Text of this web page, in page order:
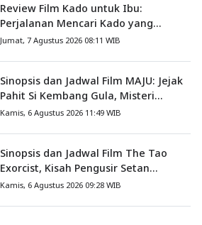
Review Film Kado untuk Ibu:
Perjalanan Mencari Kado yang
Mengajarkan Arti Keluarga
Jumat, 7 Agustus 2026 08:11 WIB
Sinopsis dan Jadwal Film MAJU: Jejak
Pahit Si Kembang Gula, Misteri
Hilangnya Bagas di Lokasi Jambore
Kamis, 6 Agustus 2026 11:49 WIB
Sinopsis dan Jadwal Film The Tao
Exorcist, Kisah Pengusir Setan
Melawan Kutukan Mematikan
Kamis, 6 Agustus 2026 09:28 WIB